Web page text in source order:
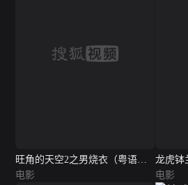
旺角的天空2之男烧衣（粤语
版）
电影
龙虎钵
电影